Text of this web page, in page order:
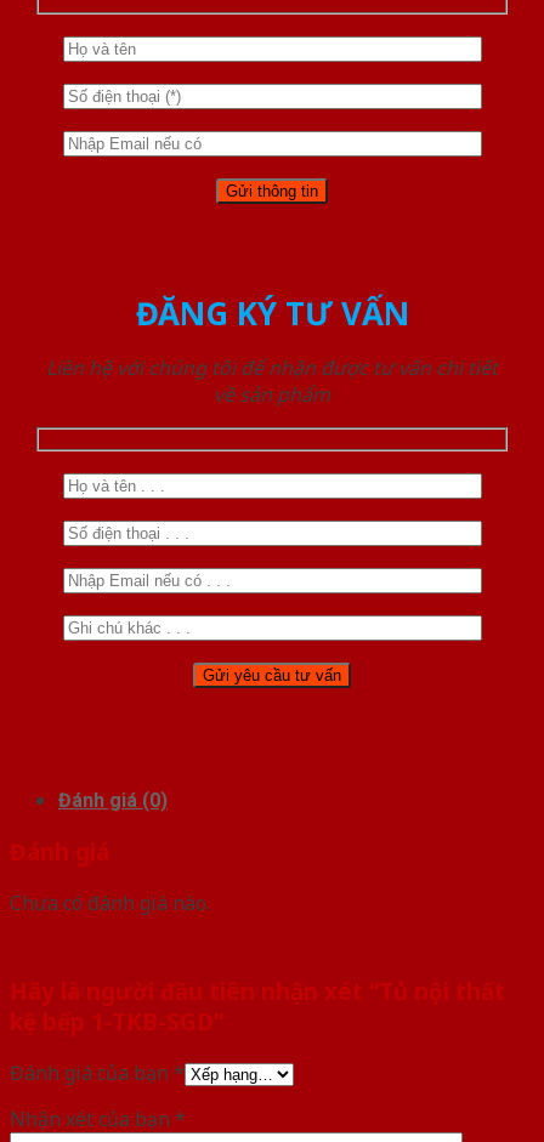
ĐĂNG KÝ TƯ VẤN
Liên hệ với chúng tôi để nhận được tư vấn chi tiết
về sản phẩm
Đánh giá (0)
Đánh giá
Chưa có đánh giá nào.
Hãy là người đầu tiên nhận xét “Tủ nội thất
kệ bếp 1-TKB-SGD”
Đánh giá của bạn *
Nhận xét của bạn *